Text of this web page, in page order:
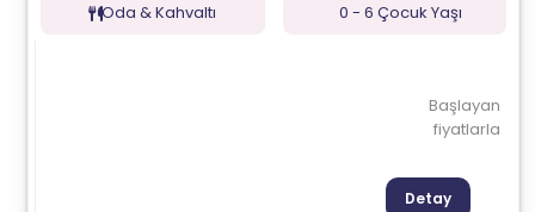
Oda & Kahvaltı 0 - 6 Çocuk Yaşı
Başlayan
fiyatlarla
Detay